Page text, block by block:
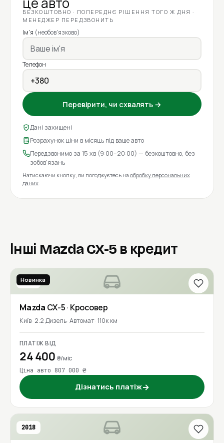
це авто
БЕЗКОШТОВНО · ПОПЕРЕДНЄ РІШЕННЯ ТОГО Ж ДНЯ ·
МЕНЕДЖЕР ПЕРЕДЗВОНИТЬ
Ім'я (необов'язково)
Телефон
Перевірити, чи схвалять →
Дані захищені
Розрахунок ціни в місяць під ваше авто
Передзвонимо за 15 хв (9:00–20:00) — безкоштовно, без
зобов'язань
Натискаючи кнопку, ви погоджуєтесь на обробку персональних
даних.
Інші Mazda CX-5 в кредит
2016
Новинка
Mazda CX-5· Кросовер
Київ 2.2 Дизель Автомат 110к км
ПЛАТІЖ ВІД
24 400 ₴/міс
Ціна авто 807 000 ₴
Дізнатись платіж→
2018